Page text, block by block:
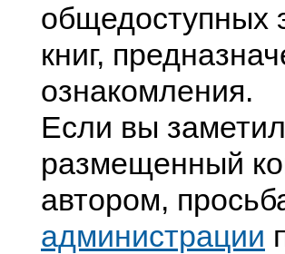
общедоступных
книг,
ознакомления.
Если вы
размещенный
автором,
администрации